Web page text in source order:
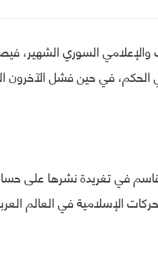
والإعلامي السوري الشهير،
الحكم، في حين فشل
في تغريدة نشرها على حسابه
الإسلامية في العالم